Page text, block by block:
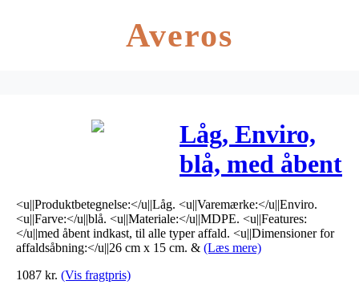
Averos
Låg, Enviro,
blå, med åbent
indkast, til alle
typer affald
*Denne vare
<u||Produktbetegnelse:</u||Låg. <u||Varemærke:</u||Enviro.
<u||Farve:</u||blå. <u||Materiale:</u||MDPE. <u||Features:
</u||med åbent indkast, til alle typer affald. <u||Dimensioner for
affaldsåbning:</u||26 cm x 15 cm. & (Læs mere)
1087 kr. (Vis fragtpris)